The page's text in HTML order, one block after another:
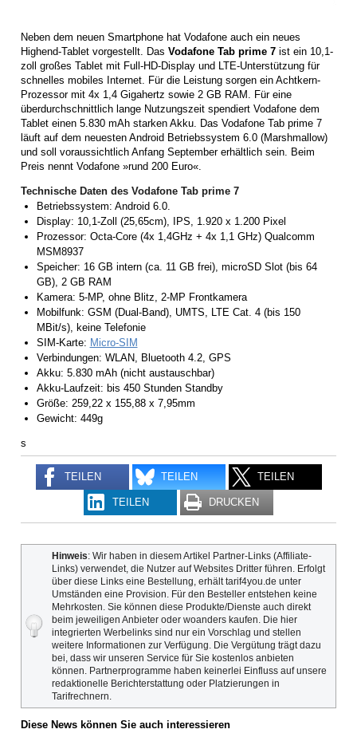
Neben dem neuen Smartphone hat Vodafone auch ein neues
Highend-Tablet vorgestellt. Das Vodafone Tab prime 7 ist ein 10,1-
zoll großes Tablet mit Full-HD-Display und LTE-Unterstützung für
schnelles mobiles Internet. Für die Leistung sorgen ein Achtkern-
Prozessor mit 4x 1,4 Gigahertz sowie 2 GB RAM. Für eine
überdurchschnittlich lange Nutzungszeit spendiert Vodafone dem
Tablet einen 5.830 mAh starken Akku. Das Vodafone Tab prime 7
läuft auf dem neuesten Android Betriebssystem 6.0 (Marshmallow)
und soll voraussichtlich Anfang September erhältlich sein. Beim
Preis nennt Vodafone »rund 200 Euro«.
Technische Daten des Vodafone Tab prime 7
Betriebssystem: Android 6.0.
Display: 10,1-Zoll (25,65cm), IPS, 1.920 x 1.200 Pixel
Prozessor: Octa-Core (4x 1,4GHz + 4x 1,1 GHz) Qualcomm
MSM8937
Speicher: 16 GB intern (ca. 11 GB frei), microSD Slot (bis 64
GB), 2 GB RAM
Kamera: 5-MP, ohne Blitz, 2-MP Frontkamera
Mobilfunk: GSM (Dual-Band), UMTS, LTE Cat. 4 (bis 150
MBit/s), keine Telefonie
SIM-Karte: Micro-SIM
Verbindungen: WLAN, Bluetooth 4.2, GPS
Akku: 5.830 mAh (nicht austauschbar)
Akku-Laufzeit: bis 450 Stunden Standby
Größe: 259,22 x 155,88 x 7,95mm
Gewicht: 449g
s
TEILEN TEILEN TEILEN
TEILEN DRUCKEN
Hinweis: Wir haben in diesem Artikel Partner-Links (Affiliate-
Links) verwendet, die Nutzer auf Websites Dritter führen. Erfolgt
über diese Links eine Bestellung, erhält tarif4you.de unter
Umständen eine Provision. Für den Besteller entstehen keine
Mehrkosten. Sie können diese Produkte/Dienste auch direkt
beim jeweiligen Anbieter oder woanders kaufen. Die hier
integrierten Werbelinks sind nur ein Vorschlag und stellen
weitere Informationen zur Verfügung. Die Vergütung trägt dazu
bei, dass wir unseren Service für Sie kostenlos anbieten
können. Partnerprogramme haben keinerlei Einfluss auf unsere
redaktionelle Berichterstattung oder Platzierungen in
Tarifrechnern.
Diese News können Sie auch interessieren